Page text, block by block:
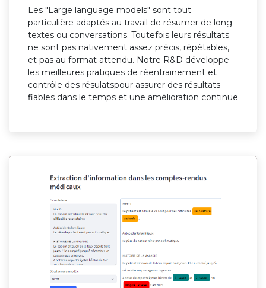
Les "Large language models" sont tout
particulière adaptés au travail de résumer de long
textes ou conversations. Toutefois leurs résultats
ne sont pas nativement assez précis, répétables,
et pas au format attendu. Notre R&D développe
les meilleures pratiques de réentrainement et
contrôle des résulatspour assurer des résultats
fiables dans le temps et une amélioration continue